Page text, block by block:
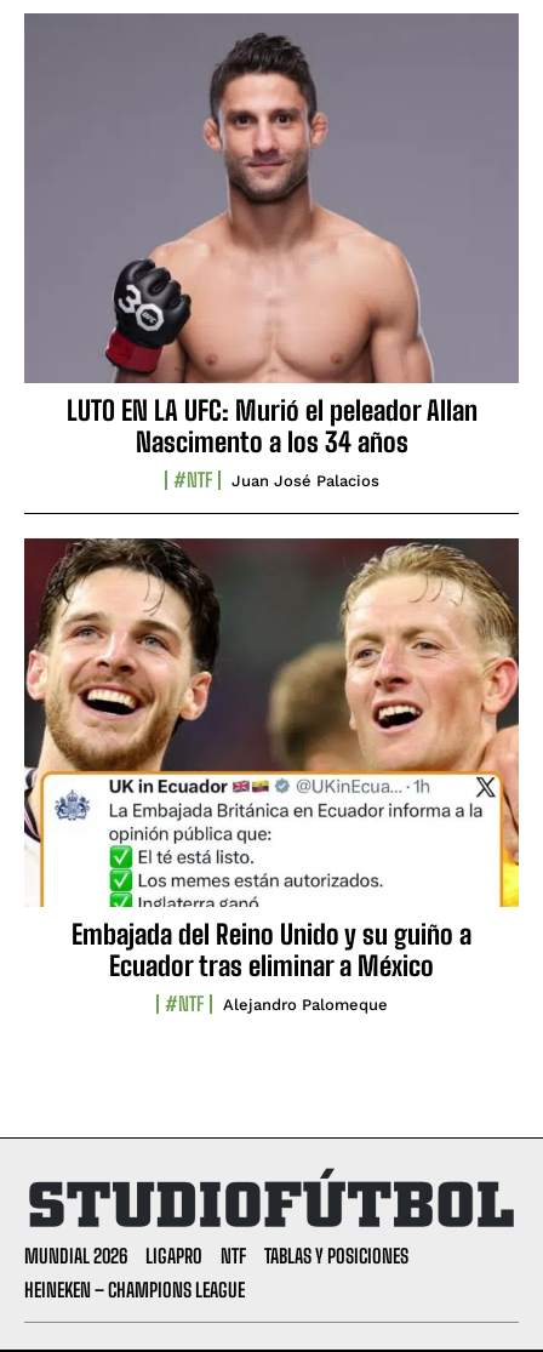
LUTO EN LA UFC: Murió el peleador Allan
Nascimento a los 34 años
#NTF Juan José Palacios
Embajada del Reino Unido y su guiño a
Ecuador tras eliminar a México
#NTF Alejandro Palomeque
MUNDIAL 2026 LIGAPRO NTF
TABLAS Y POSICIONES
HEINEKEN – CHAMPIONS LEAGUE